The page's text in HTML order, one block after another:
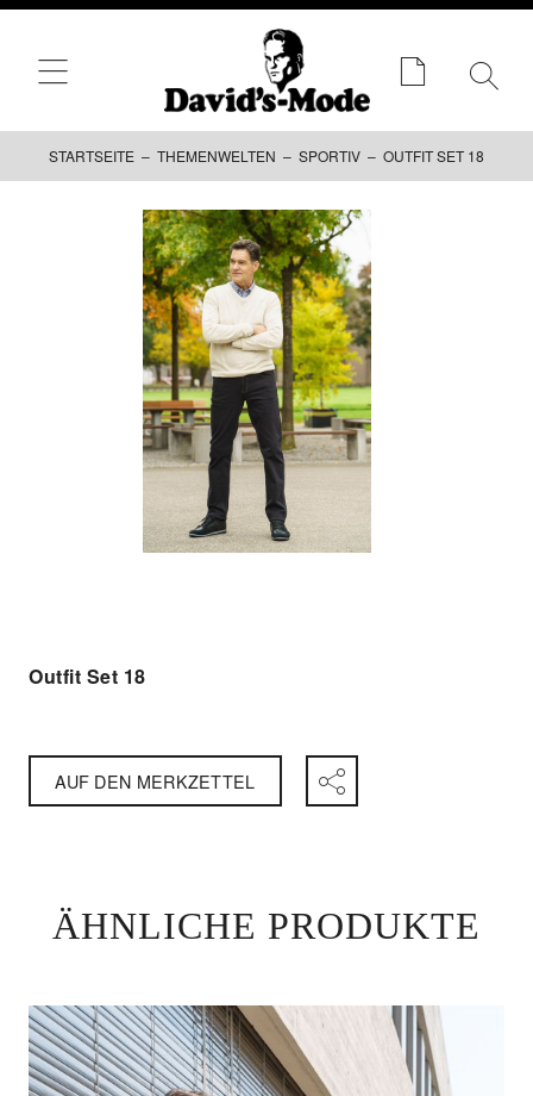
STARTSEITE – THEMENWELTEN – SPORTIV – OUTFIT SET 18
Outfit Set 18
AUF DEN MERKZETTEL
ÄHNLICHE PRODUKTE